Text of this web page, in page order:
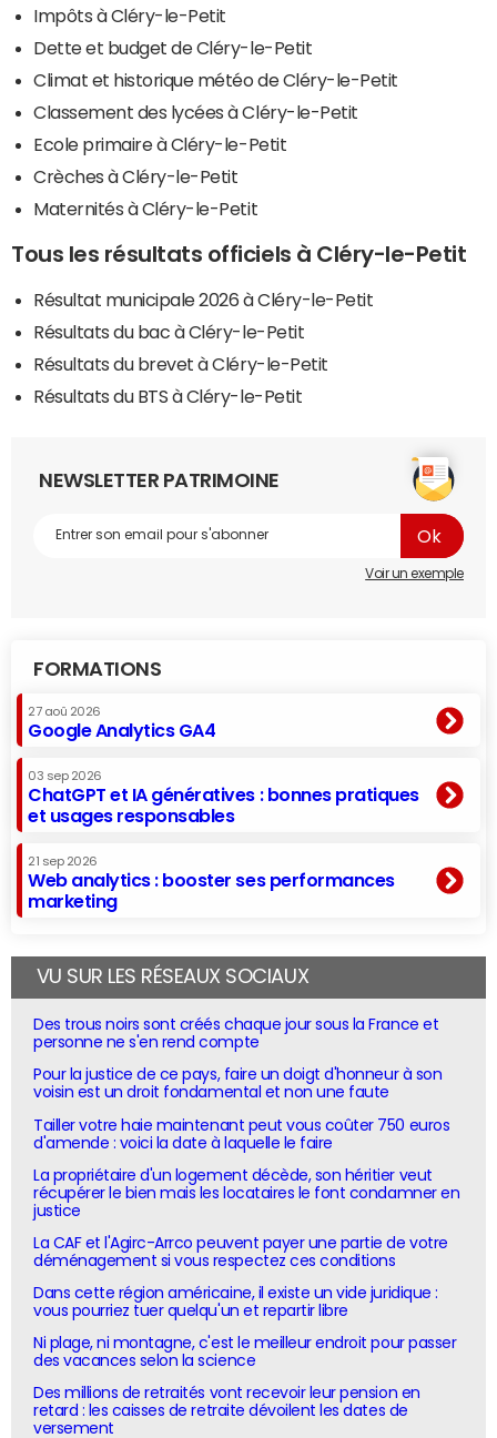
Impôts à Cléry-le-Petit
Dette et budget de Cléry-le-Petit
Climat et historique météo de Cléry-le-Petit
Classement des lycées à Cléry-le-Petit
Ecole primaire à Cléry-le-Petit
Crèches à Cléry-le-Petit
Maternités à Cléry-le-Petit
Tous les résultats officiels à Cléry-le-Petit
Résultat municipale 2026 à Cléry-le-Petit
Résultats du bac à Cléry-le-Petit
Résultats du brevet à Cléry-le-Petit
Résultats du BTS à Cléry-le-Petit
NEWSLETTER PATRIMOINE
Voir un exemple
FORMATIONS
27 aoû 2026
Google Analytics GA4
03 sep 2026
ChatGPT et IA génératives : bonnes pratiques
et usages responsables
21 sep 2026
Web analytics : booster ses performances
marketing
VU SUR LES RÉSEAUX SOCIAUX
Des trous noirs sont créés chaque jour sous la France et
personne ne s'en rend compte
Pour la justice de ce pays, faire un doigt d'honneur à son
voisin est un droit fondamental et non une faute
Tailler votre haie maintenant peut vous coûter 750 euros
d'amende : voici la date à laquelle le faire
La propriétaire d'un logement décède, son héritier veut
récupérer le bien mais les locataires le font condamner en
justice
La CAF et l'Agirc-Arrco peuvent payer une partie de votre
déménagement si vous respectez ces conditions
Dans cette région américaine, il existe un vide juridique :
vous pourriez tuer quelqu'un et repartir libre
Ni plage, ni montagne, c'est le meilleur endroit pour passer
des vacances selon la science
Des millions de retraités vont recevoir leur pension en
retard : les caisses de retraite dévoilent les dates de
versement